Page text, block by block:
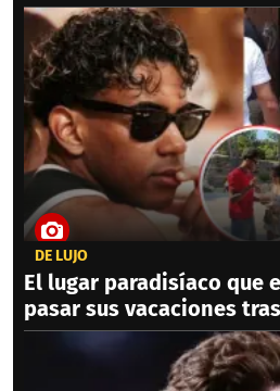
DE LUJO
El lugar paradisíaco que
pasar sus vacaciones